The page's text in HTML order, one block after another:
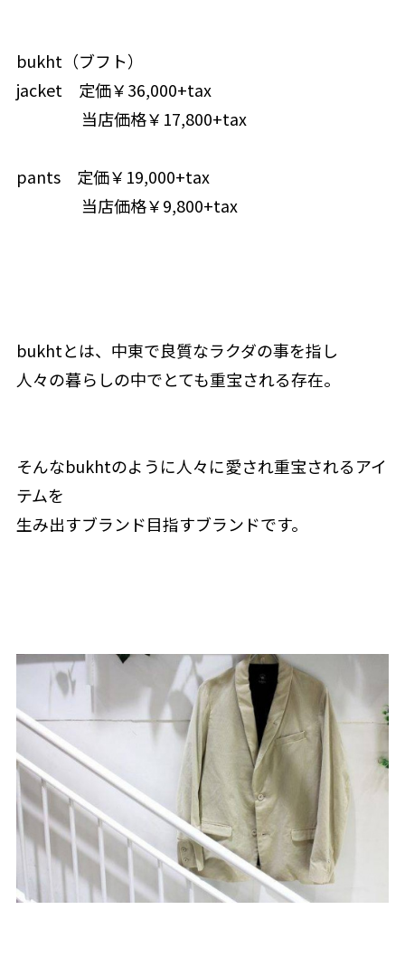
bukht（ブフト）
jacket 定価￥36,000+tax
当店価格￥17,800+tax
pants 定価￥19,000+tax
当店価格￥9,800+tax
bukhtとは、中東で良質なラクダの事を指し
人々の暮らしの中でとても重宝される存在。
そんなbukhtのように人々に愛され重宝されるアイ
テムを
生み出すブランド目指すブランドです。